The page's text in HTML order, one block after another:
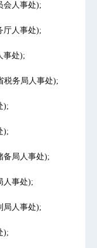
人事处);
人事处);
事处);
务局人事处);
);
);
局人事处);
人事处);
人事处);
);